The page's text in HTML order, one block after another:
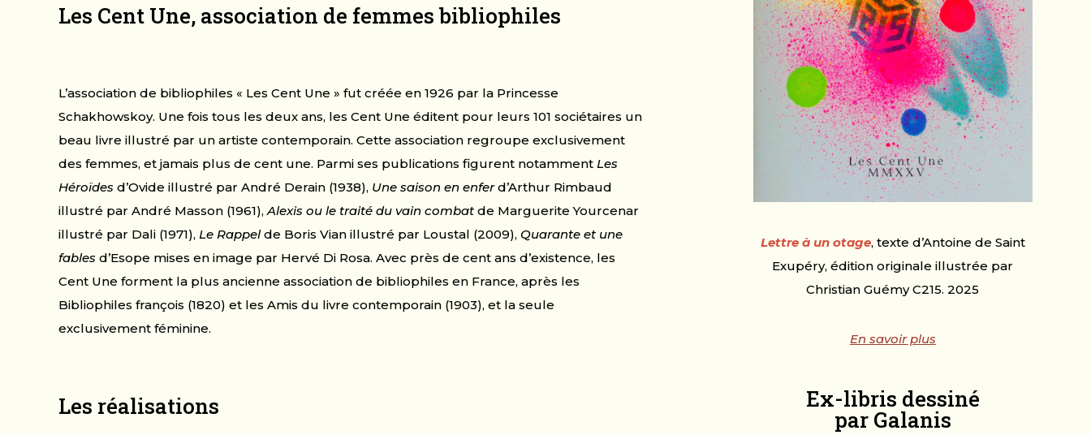
Les Cent Une, association de femmes bibliophiles
L’association de bibliophiles « Les Cent Une » fut créée en 1926 par la Princesse
Schakhowskoy. Une fois tous les deux ans, les Cent Une éditent pour leurs 101 sociétaires un
beau livre illustré par un artiste contemporain. Cette association regroupe exclusivement
des femmes, et jamais plus de cent une. Parmi ses publications figurent notamment Les
Héroïdes d’Ovide illustré par André Derain (1938), Une saison en enferd’Arthur Rimbaud
illustré par André Masson (1961), Alexis ou le traité du vain combat de Marguerite Yourcenar
illustré par Dali (1971), Le Rappelde Boris Vian illustré par Loustal (2009), Quarante et une
fables d’Esope mises en image par Hervé Di Rosa. Avec près de cent ans d’existence, les
Cent Une forment la plus ancienne association de bibliophiles en France, après les
Bibliophiles françois (1820) et les Amis du livre contemporain (1903), et la seule
exclusivement féminine.
Les réalisations
Lettre à un otage, texte d’Antoine de Saint
Exupéry, édition originale illustrée par
Christian Guémy C215. 2025
En savoir plus
Ex-libris dessiné
par Galanis